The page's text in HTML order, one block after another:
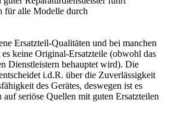
für alle Modelle durch
Ersatzteil-Qualitäten und bei manchen
es keine Original-Ersatzteile (obwohl das
Dienstleistern behauptet wird). Die
i.d.R. über die Zuverlässigkeit
des Gerätes, deswegen ist es
auf seriöse Quellen mit guten Ersatzteilen